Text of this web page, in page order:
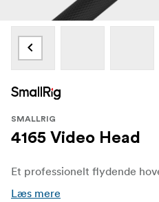
SMALLRIG
4165 Video Head
Læs mere